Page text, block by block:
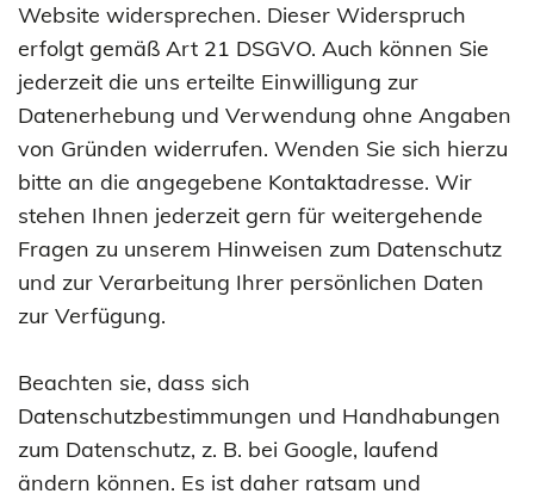
Website widersprechen. Dieser Widerspruch
erfolgt gemäß Art 21 DSGVO. Auch können Sie
jederzeit die uns erteilte Einwilligung zur
Datenerhebung und Verwendung ohne Angaben
von Gründen widerrufen. Wenden Sie sich hierzu
bitte an die angegebene Kontaktadresse. Wir
stehen Ihnen jederzeit gern für weitergehende
Fragen zu unserem Hinweisen zum Datenschutz
und zur Verarbeitung Ihrer persönlichen Daten
zur Verfügung.
Beachten sie, dass sich
Datenschutzbestimmungen und Handhabungen
zum Datenschutz, z. B. bei Google, laufend
ändern können. Es ist daher ratsam und